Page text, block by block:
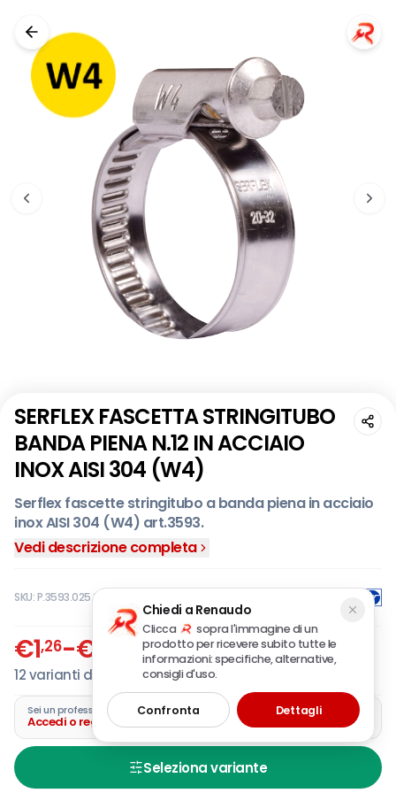
SERFLEX FASCETTA STRINGITUBO
BANDA PIENA N.12 IN ACCIAIO
INOX AISI 304 (W4)
Serflex fascette stringitubo a banda piena in acciaio
inox AISI 304 (W4) art.3593.
Fascetta a vite senza fine realizzata interamente in
acciaio inox AISI 304 con banda imbutita e cassetto
della forza di serraggio.
L’alta flessibilità, i bordi arrotondati e l’assenza di
spigoli garantiscono un ottimale adattamento alla
circonferenza del tubo e completa protezione da
qualsiasi danneggiamento durante il serraggio.
Vite esagonale con lunghezza superiore alla media
e trattamento antigrippaggio consentono
maggiore facilità di utilizzo.
Vite a testa esagonale in acciaio da 7 mm.
Vedi descrizione completa
SKU:P.3593.025.040
€1,26-€ IVA incl.
12varianti disponibili
Sei un professionista?
Accedi o registra la tua azienda
Seleziona variante
Chiedi a Renaudo
Clicca
sopra l'immagine di un
prodotto per ricevere subito tutte le
informazioni: specifiche, alternative,
consigli d'uso.
Confronta Dettagli